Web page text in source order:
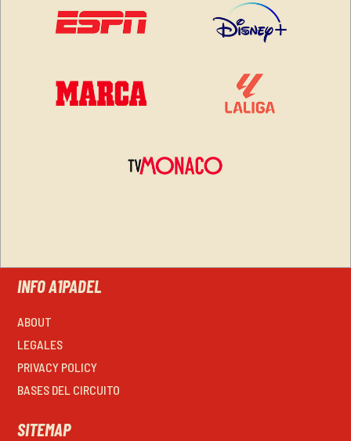
INFO A1PADEL
ABOUT
LEGALES
PRIVACY POLICY
BASES DEL CIRCUITO
SITEMAP